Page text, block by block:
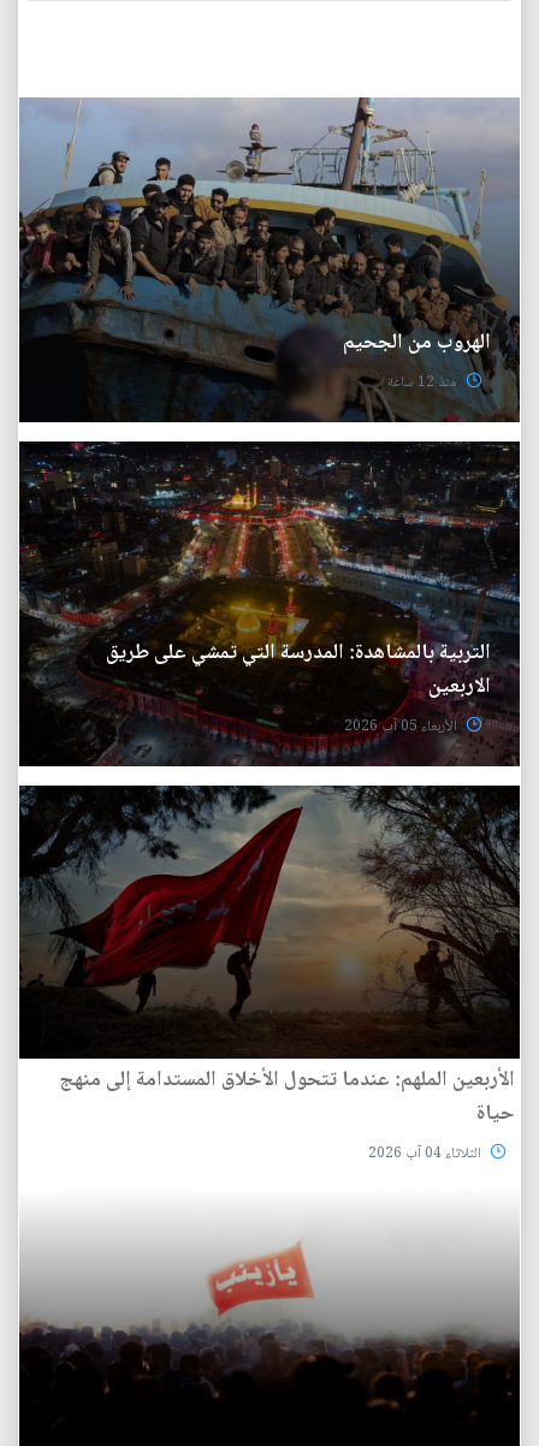
الهروب من الجحيم
منذ 12 ساعة
التربية بالمشاهدة: المدرسة التي تمشي على طريق
الاربعين
الأربعاء 05 آب 2026
الأربعين الملهم: عندما تتحول الأخلاق المستدامة إلى منهج
حياة
الثلاثاء 04 آب 2026